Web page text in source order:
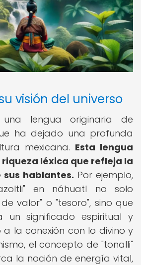
visión del universo
lengua originaria de
ha dejado una profunda
mexicana. Esta lengua
léxica que refleja la
sus hablantes. Por ejemplo,
en náhuatl no solo
valor" o "tesoro", sino que
un significado espiritual y
la conexión con lo divino y
el concepto de "tonalli"
la noción de energía vital,